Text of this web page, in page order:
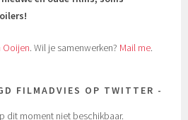
Ooijen. Wil je samenwerken? Mail me.
FILMADVIES OP TWITTER
dit moment niet beschikbaar.